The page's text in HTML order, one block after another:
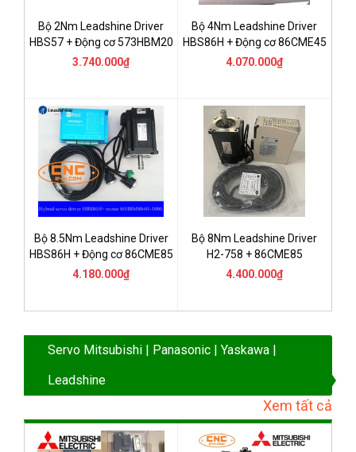
Bộ 2Nm Leadshine Driver
HBS57 + Động cơ 573HBM20
3.740.000₫
Bộ 4Nm Leadshine Driver
HBS86H + Động cơ 86CME45
4.070.000₫
Bộ 8.5Nm Leadshine Driver
HBS86H + Động cơ 86CME85
4.180.000₫
Bộ 8Nm Leadshine Driver
H2-758 + 86CME85
4.400.000₫
Servo Mitsubishi | Panasonic | Yaskawa |
Leadshine
Xem tất cả